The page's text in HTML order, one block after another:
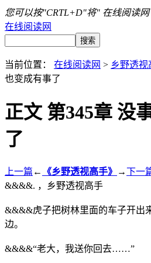
您可以按"CRTL+D"将" 在线阅读网
在线阅读网
当前位置： 在线阅读网 > 乡野透视
也变成有事了
正文 第345章 没
了
上一篇 ← 《乡野透视高手》 →下一
&&&&. ，乡野透视高手
&&&&虎子把树林里面的车子开出
边。
&&&&“老大，我送你回去……”